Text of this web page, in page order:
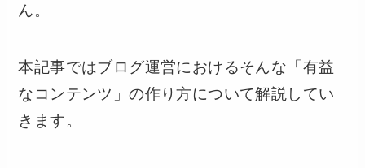
ん。
本記事ではブログ運営におけるそんな「有益
なコンテンツ」の作り方について解説してい
きます。